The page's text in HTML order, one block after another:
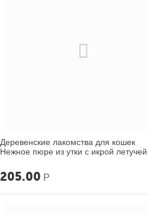
Деревенские лакомства для кошек
Нежное пюре из утки с икрой летучей
205.00 Р